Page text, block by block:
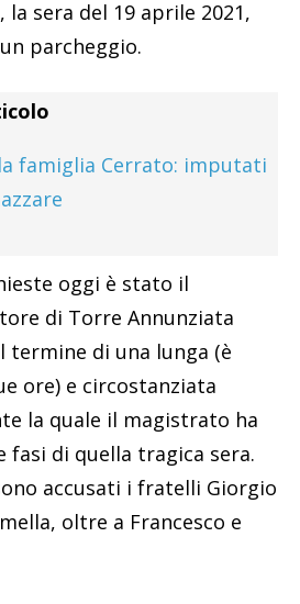
sera del 19 aprile 2021,
parcheggio.
famiglia Cerrato: imputati
oggi è stato il
di Torre Annunziata
termine di una lunga (è
ore) e circostanziata
la quale il magistrato ha
di quella tragica sera.
accusati i fratelli Giorgio
oltre a Francesco e